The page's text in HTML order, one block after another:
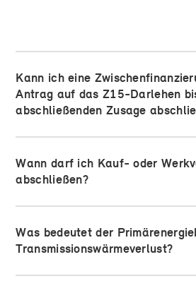
Kann ich eine
Antrag auf das Z15-Darlehen
abschließenden Zusage
Wann darf ich Kauf- oder
abschließen?
Was bedeutet der
Transmissionswärmeverlust?